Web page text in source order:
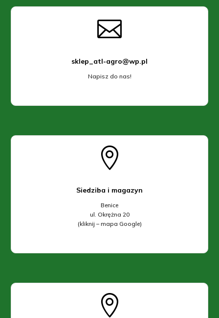

sklep_atl-agro@wp.pl
Napisz do nas!

Siedziba i magazyn
Benice
ul. Okrężna 20
(kliknij – mapa Google)
